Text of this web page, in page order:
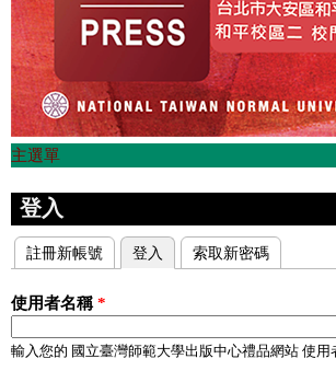
主選單
登入
主要索引標籤
註冊新帳號 登入 (作用中頁籤)
索取新密碼
使用者名稱*
輸入您的 國立臺灣師範大學出版中心禮品網站 使用